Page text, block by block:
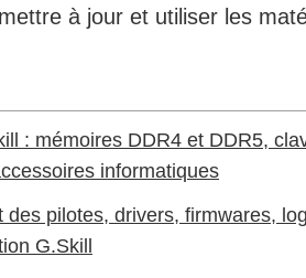
à jour et utiliser les
: mémoires DDR4 et DDR5,
informatiques
des pilotes, drivers, firmwares,
G.Skill